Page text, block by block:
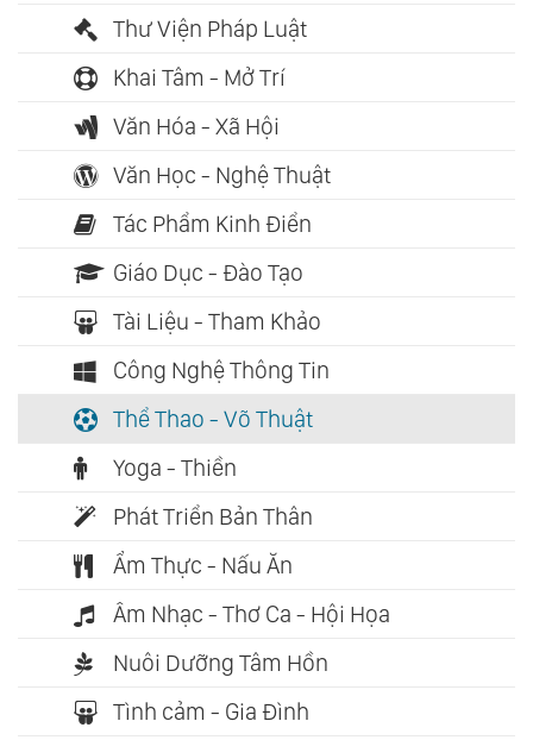
Thư Viện Pháp Luật
Khai Tâm - Mở Trí
Văn Hóa - Xã Hội
Văn Học - Nghệ Thuật
Tác Phẩm Kinh Điển
Giáo Dục - Đào Tạo
Tài Liệu - Tham Khảo
Công Nghệ Thông Tin
Thể Thao - Võ Thuật
Yoga - Thiền
Phát Triển Bản Thân
Ẩm Thực - Nấu Ăn
Âm Nhạc - Thơ Ca - Hội Họa
Nuôi Dưỡng Tâm Hồn
Tình cảm - Gia Đình